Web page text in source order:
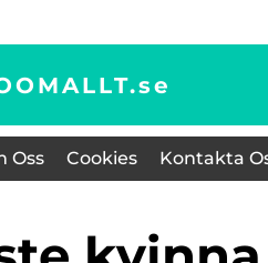
se
Oss Cookies Kontakta